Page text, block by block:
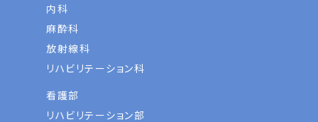
内科
麻酔科
放射線科
リハビリテーション科
看護部
リハビリテーション部